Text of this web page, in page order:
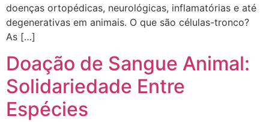
doenças ortopédicas, neurológicas, inflamatórias e até
degenerativas em animais. O que são células-tronco?
As […]
Doação de Sangue Animal:
Solidariedade Entre
Espécies